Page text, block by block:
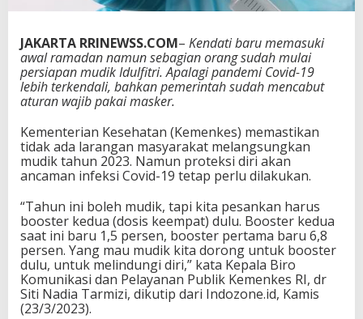
K
d
u
a
JAKARTA RRINEWSS.COM– Kendati baru memasuki
awal ramadan namun sebagian orang sudah mulai
persiapan mudik Idulfitri. Apalagi pandemi Covid-19
lebih terkendali, bahkan pemerintah sudah mencabut
aturan wajib pakai masker.
Kementerian Kesehatan (Kemenkes) memastikan
tidak ada larangan masyarakat melangsungkan
mudik tahun 2023. Namun proteksi diri akan
ancaman infeksi Covid-19 tetap perlu dilakukan.
“Tahun ini boleh mudik, tapi kita pesankan harus
booster kedua (dosis keempat) dulu. Booster kedua
saat ini baru 1,5 persen, booster pertama baru 6,8
persen. Yang mau mudik kita dorong untuk booster
dulu, untuk melindungi diri,” kata Kepala Biro
Komunikasi dan Pelayanan Publik Kemenkes RI, dr
Siti Nadia Tarmizi, dikutip dari Indozone.id, Kamis
(23/3/2023).